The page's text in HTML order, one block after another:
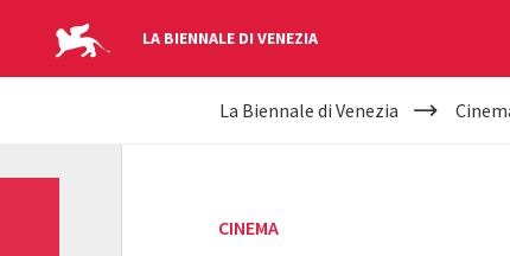
LA BIENNALE DI VENEZIA
YOUR
La Biennale di Venezia
CINEMA